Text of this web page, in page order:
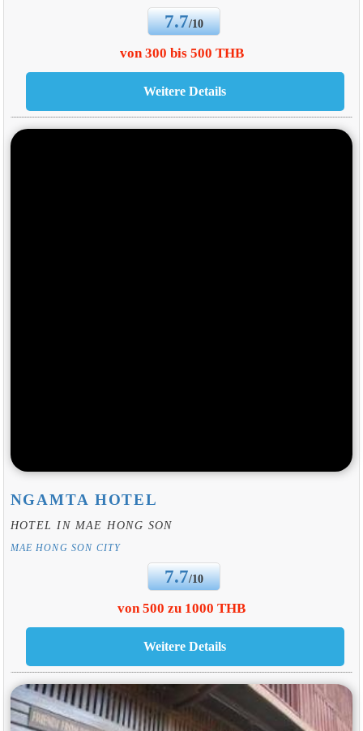
7.7/10
von 300 bis 500 THB
NGAMTA HOTEL
HOTEL IN MAE HONG SON
MAE HONG SON CITY
7.7/10
von 500 zu 1000 THB